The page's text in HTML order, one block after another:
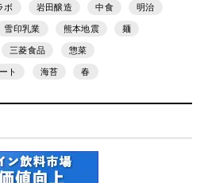
ボ 岩田醸造 中食 明治
雪印乳業 熊本地震 麺
三菱食品 惣菜
ト 海苔 春